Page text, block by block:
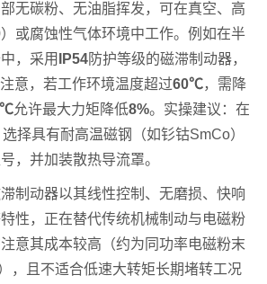
无碳粉、无油脂挥发，可在真空、高
或腐蚀性气体环境中工作。例如在半
，采用 IP54防护等级的磁滞制动器，
意，若工作环境温度超过60℃，需降
允许最大力矩降低8%。实操建议：在
择具有耐高温磁钢（如钐钴SmCo）
，并加装散热导流罩。
制动器以其线性控制、无磨损、快响
性，正在替代传统机械制动与电磁粉
意其成本较高（约为同功率电磁粉末
，且不适合低速大转矩长期堵转工况